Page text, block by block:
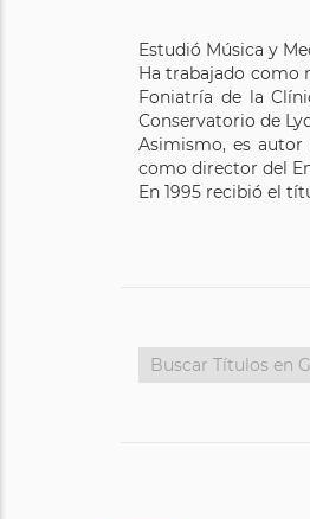
Estudió Música y
Ha trabajado como
Foniatría de la
Conservatorio de
Asimismo, es autor
como director del
En 1995 recibió el